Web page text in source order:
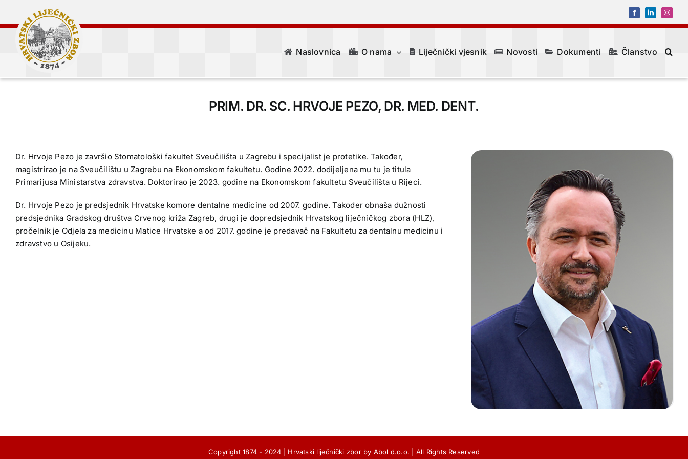
content
FacebookLinkedIn
Naslovnica O nama Liječnički vjesnik Novosti Dokumenti Članstvo
PRIM. DR. SC. HRVOJE PEZO, DR. MED. DENT.
Dr. Hrvoje Pezo je završio Stomatološki fakultet Sveučilišta u Zagrebu i specijalist je protetike. Također,
magistrirao je na Sveučilištu u Zagrebu na Ekonomskom fakultetu. Godine 2022. dodijeljena mu tu je titula
Primarijusa Ministarstva zdravstva. Doktorirao je 2023. godine na Ekonomskom fakultetu Sveučilišta u Rijeci.
Dr. Hrvoje Pezo je predsjednik Hrvatske komore dentalne medicine od 2007. godine. Također obnaša dužnosti
predsjednika Gradskog društva Crvenog križa Zagreb, drugi je dopredsjednik Hrvatskog liječničkog zbora (HLZ),
pročelnik je Odjela za medicinu Matice Hrvatske a od 2017. godine je predavač na Fakultetu za dentalnu medicinu i
zdravstvo u Osijeku.
Copyright 1874 - 2024 | Hrvatski liječnički zborby Abol d.o.o. | All Rights Reserved